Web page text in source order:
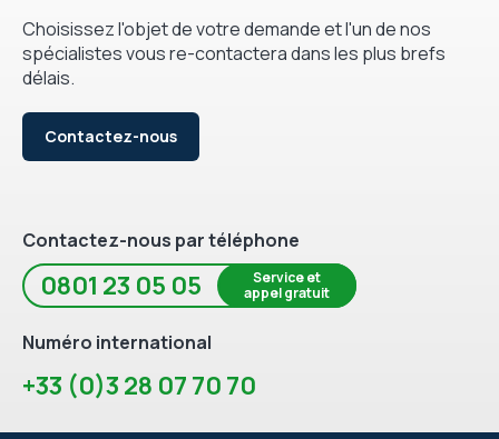
Choisissez l'objet de votre demande et l'un de nos
spécialistes vous re-contactera dans les plus brefs
délais.
Contactez-nous
Contactez-nous par téléphone
0801 23 05 05
Service et
appel gratuit
Numéro international
+33 (0)3 28 07 70 70